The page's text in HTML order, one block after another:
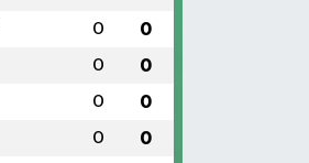
0 0
0 0
0 0
0 0